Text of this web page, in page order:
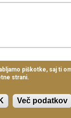
piškotke, saj ti
strani.
Več podatkov